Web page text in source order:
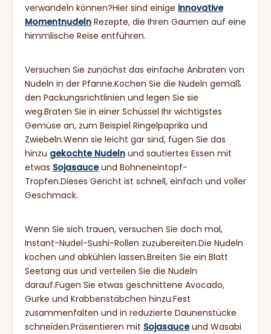
verwandeln können?Hier sind einige innovative
Momentnudeln Rezepte, die Ihren Gaumen auf eine
himmlische Reise entführen.
Versuchen Sie zunächst das einfache Anbraten von
Nudeln in der Pfanne.Kochen Sie die Nudeln gemäß
den Packungsrichtlinien und legen Sie sie
weg.Braten Sie in einer Schüssel Ihr wichtigstes
Gemüse an, zum Beispiel Ringelpaprika und
Zwiebeln.Wenn sie leicht gar sind, fügen Sie das
hinzu gekochte Nudeln und sautiertes Essen mit
etwas Sojasauceund Bohneneintopf-
Tropfen.Dieses Gericht ist schnell, einfach und voller
Geschmack.
Wenn Sie sich trauen, versuchen Sie doch mal,
Instant-Nudel-Sushi-Rollen zuzubereiten.Die Nudeln
kochen und abkühlen lassen.Breiten Sie ein Blatt
Seetang aus und verteilen Sie die Nudeln
darauf.Fügen Sie etwas geschnittene Avocado,
Gurke und Krabbenstäbchen hinzu.Fest
zusammenfalten und in reduzierte Daunenstücke
schneiden.Präsentieren mit Sojasauceund Wasabi